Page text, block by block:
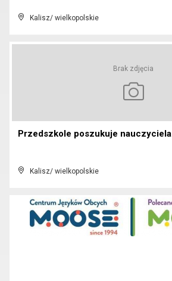
Kalisz/ wielkopolskie
Brak zdjęcia
Przedszkole poszukuje nauczyciela
Kalisz/ wielkopolskie